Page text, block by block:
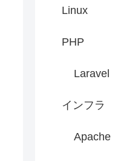
Linux
PHP
Laravel
インフラ
Apache